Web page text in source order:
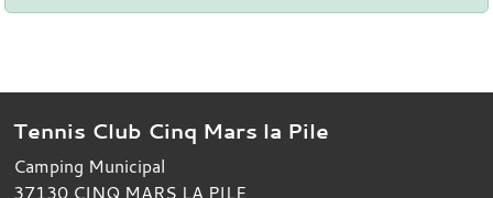
Tennis Club Cinq Mars la Pile
Camping Municipal
37130 CINQ MARS LA PILE